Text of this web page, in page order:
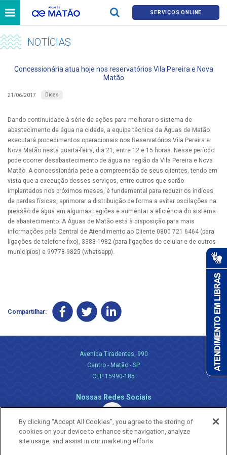
SERVIÇOS ONLINE
NOTÍCIAS
Concessionária atua hoje nos reservatórios Vila Pereira e Nova
Matão
21/06/2017 Dicas
Dando continuidade à série de ações para melhorar o sistema de
abastecimento de água na cidade, a equipe técnica da Águas de Matão
executará procedimentos operacionais nos Reservatórios Vila Pereira e
Nova Matão nesta quarta-feira, dia 21, entre 12 e 15 horas. Nesse período
pode ocorrer desabastecimento de água na região da Vila Pereira e Nova
Matão. A concessionária pede a compreensão de seus clientes, tendo em
vista que a execução desses serviços, entre outros que serão
implantados nos próximos meses, é fundamental para reduzir os índices
de perdas físicas, aprimorar a distribuição de forma a evitar oscilações na
pressão de água em algumas regiões e aumentar a eficiência do sistema
de abastecimento. A Águas de Matão está à disposição para mais
informações pela Central de Atendimento ao Cliente 0800 721 6464 (para
ligações de telefone fixo), 3383-1982 (para ligações de celular e de outros
municípios) e 99778-9825 (whatsapp).
Compartilhar:
Avenida Tiradentes, 990
Centro - Matão - SP
CEP 15990-185
Nossas Redes Sociais
By clicking “Accept All Cookies”, you agree to the storing of
cookies on your device to enhance site navigation, analyze
site usage, and assist in our marketing efforts.